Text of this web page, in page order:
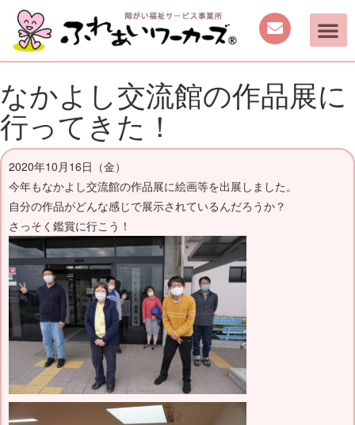
なかよし交流館の作品展に
行ってきた！
2020年10月16日（金）
今年もなかよし交流館の作品展に絵画等を出展しました。
自分の作品がどんな感じで展示されているんだろうか？
さっそく鑑賞に行こう！